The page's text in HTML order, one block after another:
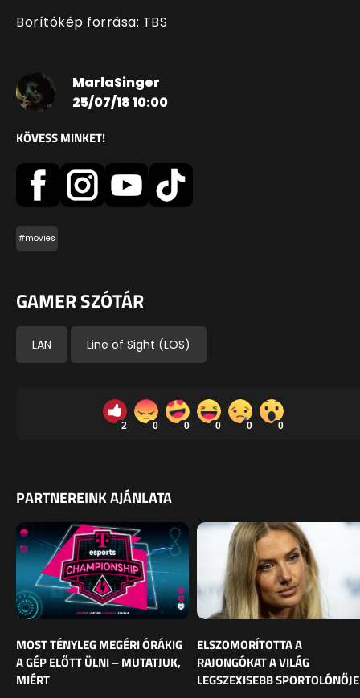
Borítókép forrása: TBS
MarlaSinger
25/07/18 10:00
KÖVESS MINKET!
#movies
GAMER SZÓTÁR
LAN Line of Sight (LOS)
2 0 0 0 0 0
PARTNEREINK AJÁNLATA
MOST TÉNYLEG MEGÉRI ÓRÁKIG
A GÉP ELŐTT ÜLNI – MUTATJUK,
MIÉRT
ELSZOMORÍTOTTA A
RAJONGÓKAT A VILÁG
LEGSZEXISEBB SPORTOLÓNŐJE